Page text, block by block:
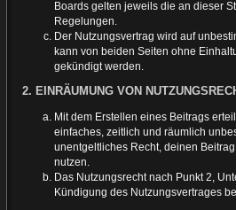
Boards gelten jeweils die an dieser
Regelungen.
Der Nutzungsvertrag wird auf
kann von beiden Seiten ohne
gekündigt werden.
2. EINRÄUMUNG VON
Mit dem Erstellen eines Beitrags
einfaches, zeitlich und räumlich
unentgeltliches Recht, deinen
nutzen.
Das Nutzungsrecht nach Punkt 2,
Kündigung des Nutzungsvertrages